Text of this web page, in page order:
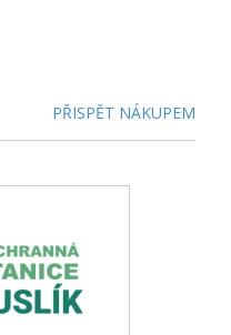
PŘISPĚT NÁKUPEM